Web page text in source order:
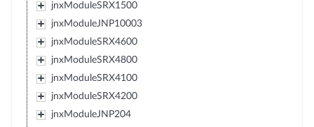
jnxModuleSRX1500
jnxModuleJNP10003
jnxModuleSRX4600
jnxModuleSRX4800
jnxModuleSRX4100
jnxModuleSRX4200
jnxModuleJNP204